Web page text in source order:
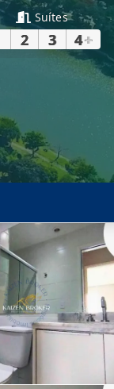
Suítes
2 3 4+